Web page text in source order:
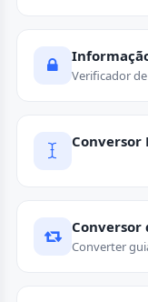
Verificador
Conversor
Conversor
Converter